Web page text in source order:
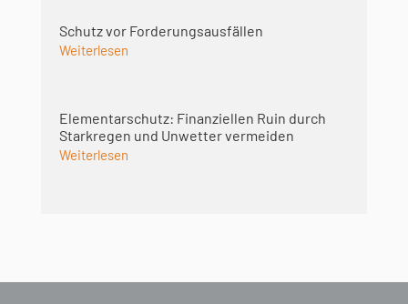
Schutz vor Forderungsausfällen
Weiterlesen
Elementarschutz: Finanziellen Ruin durch
Starkregen und Unwetter vermeiden
Weiterlesen